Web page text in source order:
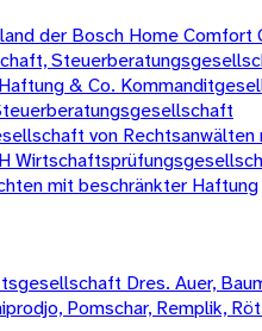
der Bosch Home Comfort
& Co.
von Rechtsanwälten
mit beschränkter Haftung
Dres. Auer,
Pomschar, Remplik,